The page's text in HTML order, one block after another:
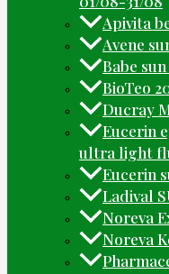
Apivita
Avene
Babe
BioTeo
Ducray
Eucerin
ultra light
Eucerin
Ladival
Noreva
Noreva